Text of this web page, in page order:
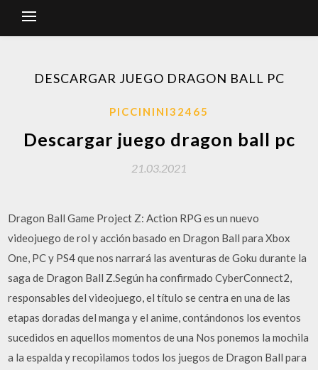
DESCARGAR JUEGO DRAGON BALL PC
PICCININI32465
Descargar juego dragon ball pc
21.03.2021
Dragon Ball Game Project Z: Action RPG es un nuevo
videojuego de rol y acción basado en Dragon Ball para Xbox
One, PC y PS4 que nos narrará las aventuras de Goku durante la
saga de Dragon Ball Z.Según ha confirmado CyberConnect2,
responsables del videojuego, el título se centra en una de las
etapas doradas del manga y el anime, contándonos los eventos
sucedidos en aquellos momentos de una Nos ponemos la mochila
a la espalda y recopilamos todos los juegos de Dragon Ball para